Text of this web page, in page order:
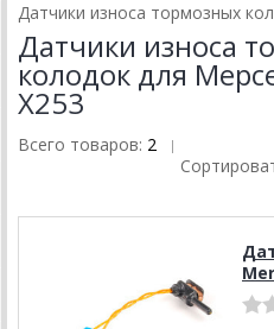
Датчики износа тормозных
Датчики износа
колодок для
X253
Всего товаров: 2 |